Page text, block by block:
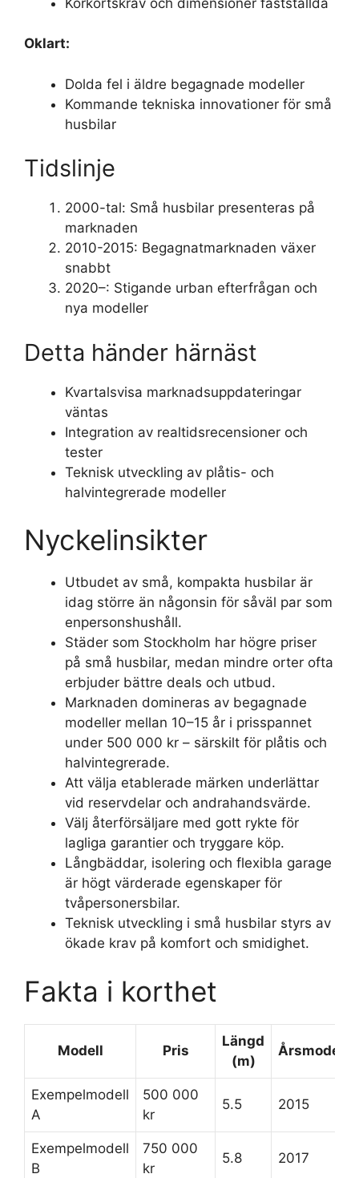
Oklart:
Dolda fel i äldre begagnade modeller
Kommande tekniska innovationer för små
husbilar
Tidslinje
2000-tal: Små husbilar presenteras på
marknaden
2010-2015: Begagnatmarknaden växer
snabbt
2020–: Stigande urban efterfrågan och
nya modeller
Detta händer härnäst
Kvartalsvisa marknadsuppdateringar
väntas
Integration av realtidsrecensioner och
tester
Teknisk utveckling av plåtis- och
halvintegrerade modeller
Nyckelinsikter
Utbudet av små, kompakta husbilar är
idag större än någonsin för såväl par som
enpersonshushåll.
Städer som Stockholm har högre priser
på små husbilar, medan mindre orter ofta
erbjuder bättre deals och utbud.
Marknaden domineras av begagnade
modeller mellan 10–15 år i prisspannet
under 500 000 kr – särskilt för plåtis och
halvintegrerade.
Att välja etablerade märken underlättar
vid reservdelar och andrahandsvärde.
Välj återförsäljare med gott rykte för
lagliga garantier och tryggare köp.
Långbäddar, isolering och flexibla garage
är högt värderade egenskaper för
tvåpersonersbilar.
Teknisk utveckling i små husbilar styrs av
ökade krav på komfort och smidighet.
Fakta i korthet
Modell Pris
Längd
(m)
Årsmodell
Exempelmodell
A
500 000
kr
5.5 2015
Exempelmodell
B
750 000
kr
5.8 2017